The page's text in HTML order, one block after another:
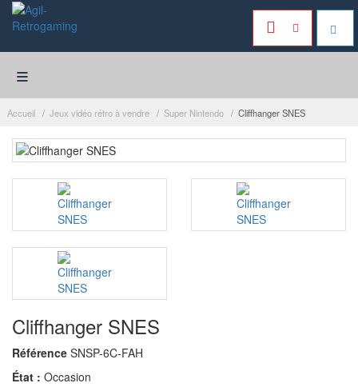
≡
Accueil Jeux vidéo rétro à vendre Super Nintendo Cliffhanger SNES
Cliffhanger SNES
Référence SNSP-6C-FAH
État : Occasion